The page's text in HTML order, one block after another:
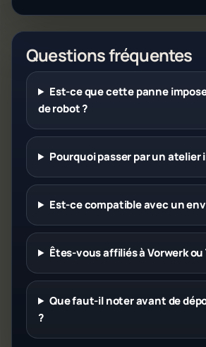
Questions fréquentes
Est-ce que cette panne
de robot ?
Pourquoi passer par un atelier
Est-ce compatible avec un
Êtes-vous affiliés à Vorwerk
Que faut-il noter avant de
?